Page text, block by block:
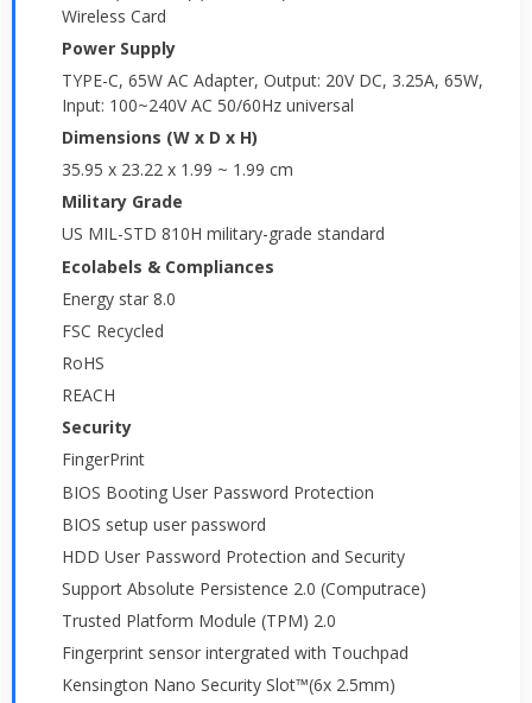
Wireless Card
Power Supply
TYPE-C, 65W AC Adapter, Output: 20V DC, 3.25A, 65W,
Input: 100~240V AC 50/60Hz universal
Dimensions (W x D x H)
35.95 x 23.22 x 1.99 ~ 1.99 cm
Military Grade
US MIL-STD 810H military-grade standard
Ecolabels & Compliances
Energy star 8.0
FSC Recycled
RoHS
REACH
Security
FingerPrint
BIOS Booting User Password Protection
BIOS setup user password
HDD User Password Protection and Security
Support Absolute Persistence 2.0 (Computrace)
Trusted Platform Module (TPM) 2.0
Fingerprint sensor intergrated with Touchpad
Kensington Nano Security Slot™(6x 2.5mm)